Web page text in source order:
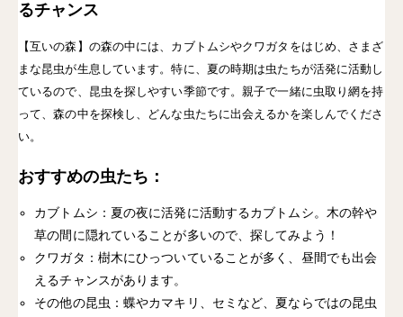
るチャンス
【互いの森】の森の中には、カブトムシやクワガタをはじめ、さまざ
まな昆虫が生息しています。特に、夏の時期は虫たちが活発に活動し
ているので、昆虫を探しやすい季節です。親子で一緒に虫取り網を持
って、森の中を探検し、どんな虫たちに出会えるかを楽しんでくださ
い。
おすすめの虫たち ：
カブトムシ ：夏の夜に活発に活動するカブトムシ。木の幹や
草の間に隠れていることが多いので、探してみよう！
クワガタ ：樹木にひっついていることが多く、昼間でも出会
えるチャンスがあります。
その他の昆虫 ：蝶やカマキリ、セミなど、夏ならではの昆虫